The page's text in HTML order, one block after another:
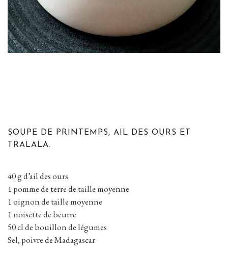
SOUPE DE PRINTEMPS, AIL DES OURS ET
TRALALA.
40 g d’ail des ours
1 pomme de terre de taille moyenne
1 oignon de taille moyenne
1 noisette de beurre
50 cl de bouillon de légumes
Sel, poivre de Madagascar